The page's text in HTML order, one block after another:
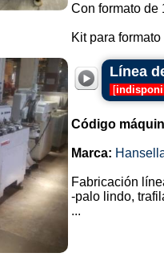
Con formato de
Kit para formato
Línea
[
Código
Marca:
Fabricación
-palo lindo,
...